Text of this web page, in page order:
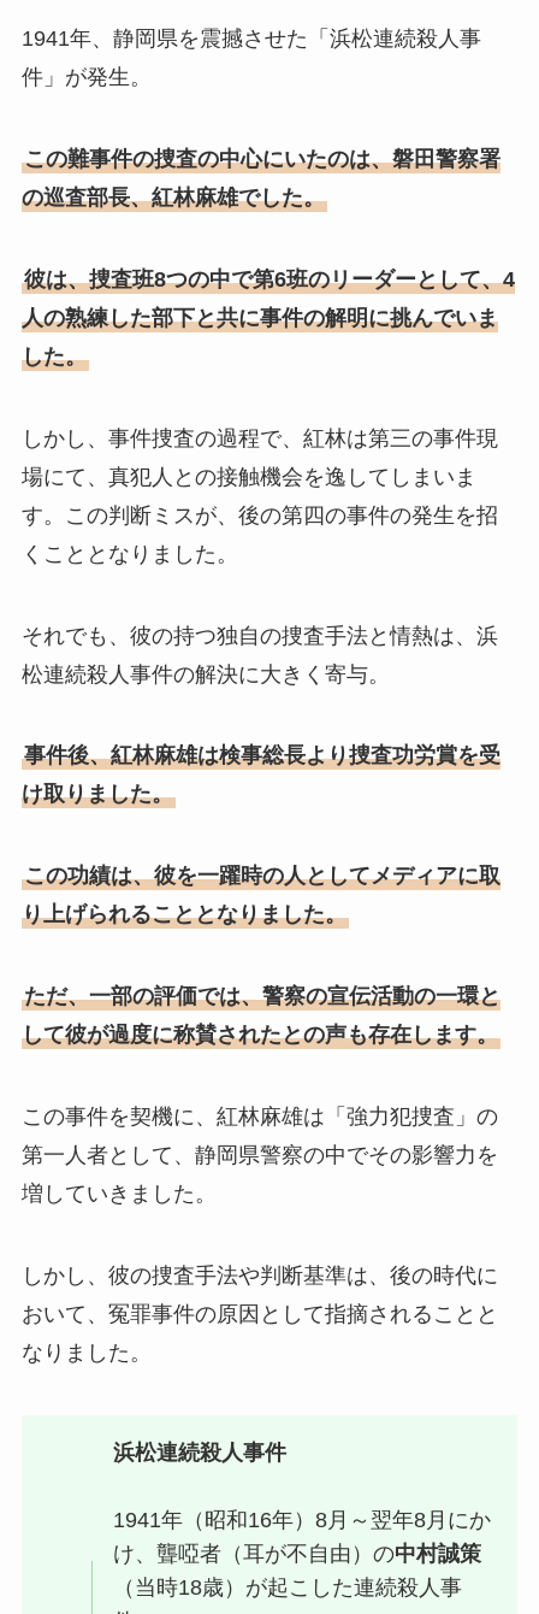
1941年、静岡県を震撼させた「浜松連続殺人事
件」が発生。
この難事件の捜査の中心にいたのは、磐田警察署
の巡査部長、紅林麻雄でした。
彼は、捜査班8つの中で第6班のリーダーとして、4
人の熟練した部下と共に事件の解明に挑んでいま
した。
しかし、事件捜査の過程で、紅林は第三の事件現
場にて、真犯人との接触機会を逸してしまいま
す。この判断ミスが、後の第四の事件の発生を招
くこととなりました。
それでも、彼の持つ独自の捜査手法と情熱は、浜
松連続殺人事件の解決に大きく寄与。
事件後、紅林麻雄は検事総長より捜査功労賞を受
け取りました。
この功績は、彼を一躍時の人としてメディアに取
り上げられることとなりました。
ただ、一部の評価では、警察の宣伝活動の一環と
して彼が過度に称賛されたとの声も存在します。
この事件を契機に、紅林麻雄は「強力犯捜査」の
第一人者として、静岡県警察の中でその影響力を
増していきました。
しかし、彼の捜査手法や判断基準は、後の時代に
おいて、冤罪事件の原因として指摘されることと
なりました。
浜松連続殺人事件
1941年（昭和16年）8月～翌年8月にか
け、聾啞者（耳が不自由）の中村誠策
（当時18歳）が起こした連続殺人事